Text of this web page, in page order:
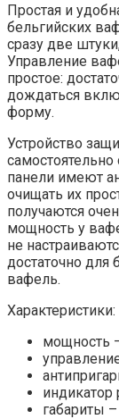
Простая и
бельгийских
сразу две
Управление
простое:
дождаться
форму.
Устройство
самостоятельно
панели имеют
очищать их
получаются
мощность у
не
достаточно для
вафель.
Характеристики:
мощность
индикатор
габариты